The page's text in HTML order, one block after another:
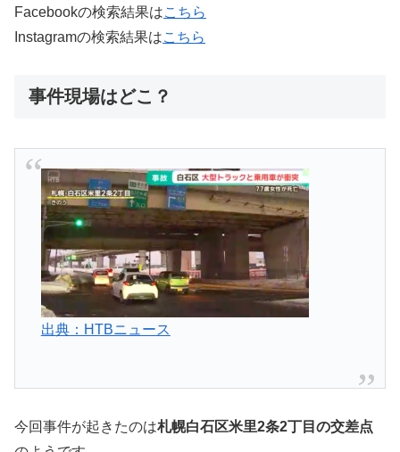
Facebookの検索結果はこちら
Instagramの検索結果はこちら
事件現場はどこ？
出典：HTBニュース
今回事件が起きたのは札幌白石区米里2条2丁目の交差点